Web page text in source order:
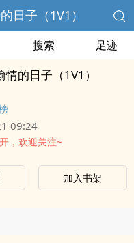
日子（1V1）
搜索 足迹
的日子（1V1）
09:24
，欢迎关注~
加入书架